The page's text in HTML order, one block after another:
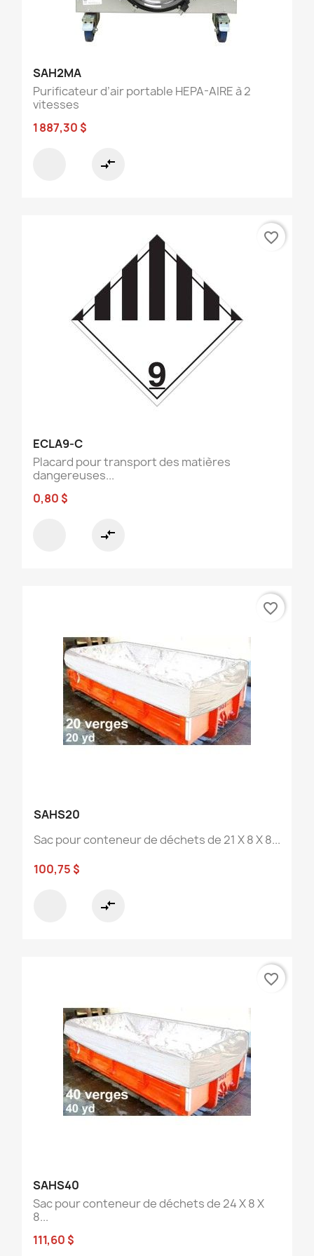
SAH2MA
Purificateur d’air portable HEPA-AIRE à 2
vitesses
1 887,30 $
compare_arrows
ECLA9-C
Placard pour transport des matières
dangereuses...
0,80 $
compare_arrows
favorite_border
SAHS20
Sac pour conteneur de déchets de 21 X 8 X 8...
100,75 $
compare_arrows
favorite_border
SAHS40
Sac pour conteneur de déchets de 24 X 8 X
8...
111,60 $
favorite_border